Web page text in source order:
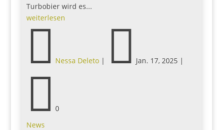
Turbobier wird es...
weiterlesen
 Nessa Deleto|  Jan. 17, 2025 |
 0
News